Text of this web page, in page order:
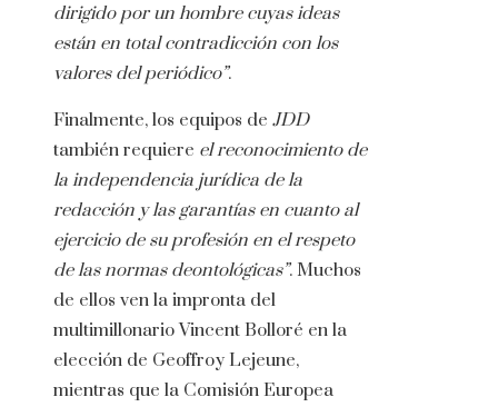
dirigido por un hombre cuyas ideas
están en total contradicción con los
valores del periódico”.
Finalmente, los equipos de JDD
también requiere el reconocimiento de
la independencia jurídica de la
redacción y las garantías en cuanto al
ejercicio de su profesión en el respeto
de las normas deontológicas”. Muchos
de ellos ven la impronta del
multimillonario Vincent Bolloré en la
elección de Geoffroy Lejeune,
mientras que la Comisión Europea